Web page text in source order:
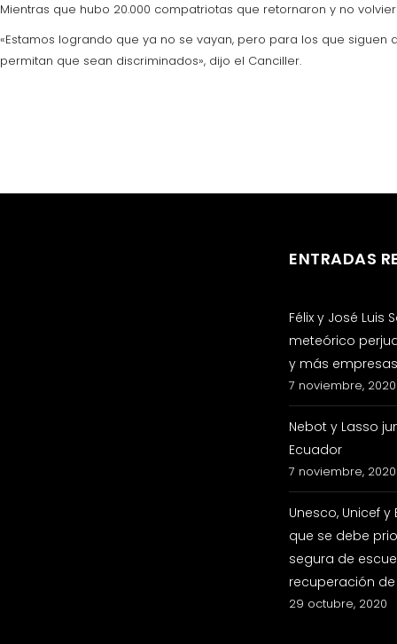
Mientras que hubo 20.000 compatriotas que retornaron y no
«Estamos logrando que ya no se vayan, pero para los que
permitan que sean discriminados», dijo el Canciller.
ENTRADAS
Félix y José Luis
meteórico
y más
7 noviembre, 2020
Nebot y Lasso
Ecuador
7 noviembre, 2020
Unesco, Unicef
que se debe
segura de
recuperación
29 octubre, 2020